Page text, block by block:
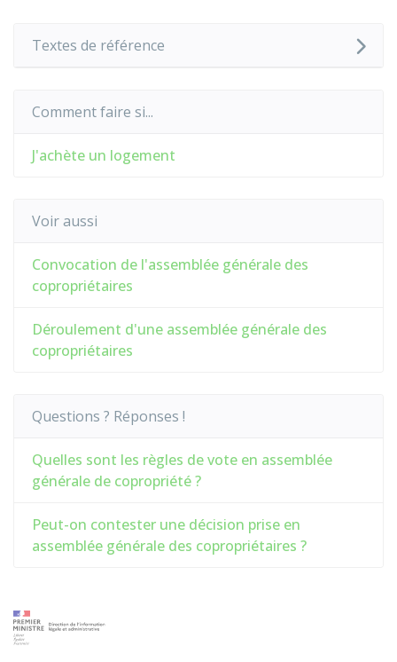
Textes de référence
Comment faire si...
J'achète un logement
Voir aussi
Convocation de l'assemblée générale des
copropriétaires
Déroulement d'une assemblée générale des
copropriétaires
Questions ? Réponses !
Quelles sont les règles de vote en assemblée
générale de copropriété ?
Peut-on contester une décision prise en
assemblée générale des copropriétaires ?